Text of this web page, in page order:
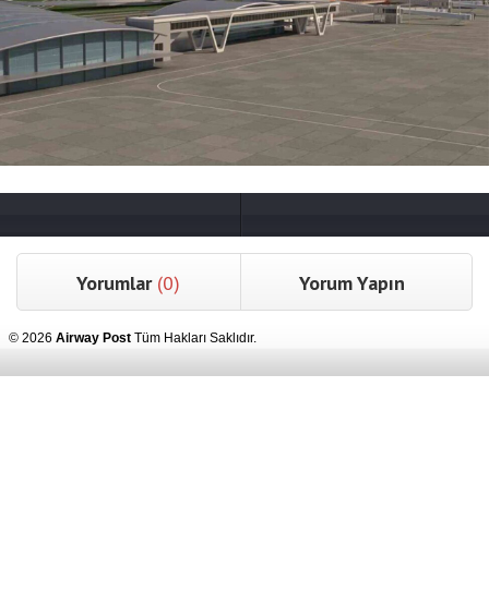
Yorumlar (0) Yorum Yapın
© 2026 Airway Post Tüm Hakları Saklıdır.